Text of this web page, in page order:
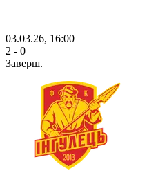
03.03.26, 16:00
2 - 0
Заверш.